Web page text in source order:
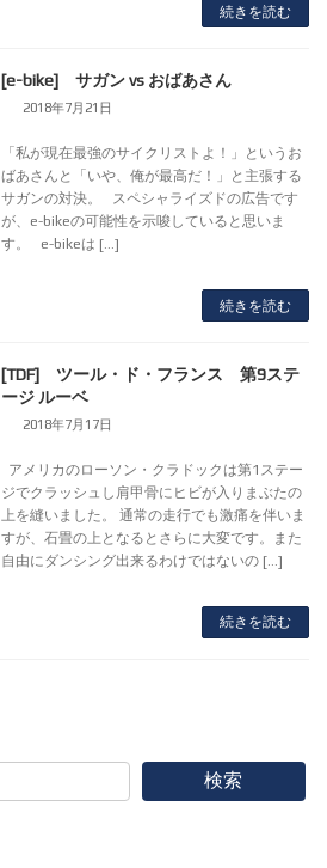
続きを読む
[e-bike] サガン vs おばあさん
2018年7月21日
「私が現在最強のサイクリストよ！」というお
ばあさんと「いや、俺が最高だ！」と主張する
サガンの対決。 スペシャライズドの広告です
が、e-bikeの可能性を示唆していると思いま
す。 e-bikeは […]
続きを読む
[TDF] ツール・ド・フランス 第9ステ
ージ ルーベ
2018年7月17日
アメリカのローソン・クラドックは第1ステー
ジでクラッシュし肩甲骨にヒビが入りまぶたの
上を縫いました。 通常の走行でも激痛を伴いま
すが、石畳の上となるとさらに大変です。また
自由にダンシング出来るわけではないの […]
続きを読む
検索